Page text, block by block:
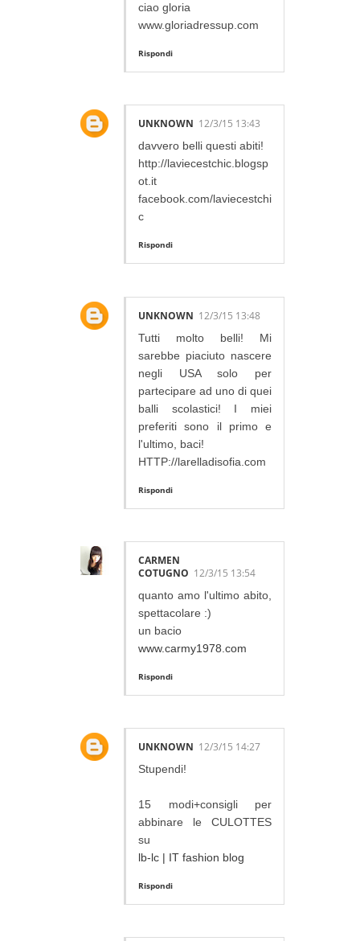
ciao gloria
www.gloriadressup.com
Rispondi
UNKNOWN 12/3/15 13:43
davvero belli questi abiti!
http://laviecestchic.blogsp
ot.it
facebook.com/laviecestchi
c
Rispondi
UNKNOWN 12/3/15 13:48
Tutti molto belli! Mi
sarebbe piaciuto nascere
negli USA solo per
partecipare ad uno di quei
balli scolastici! I miei
preferiti sono il primo e
l'ultimo, baci!
HTTP://larelladisofia.com
Rispondi
CARMEN
COTUGNO 12/3/15 13:54
quanto amo l'ultimo abito,
spettacolare :)
un bacio
www.carmy1978.com
Rispondi
UNKNOWN 12/3/15 14:27
Stupendi!
15 modi+consigli per
abbinare le CULOTTES
su
lb-lc | IT fashion blog
Rispondi